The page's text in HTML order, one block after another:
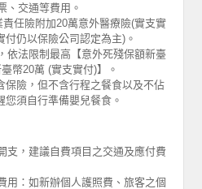
、交通等費用。
任險附加20萬意外醫療險(實支實
仍以保險公司認定為主)。
依法限制最高【意外死殘保額新臺
幣20萬 (實支實付)】。
保險，但不含行程之餐食以及不佔
須自行準備嬰兒餐食。
支，建議自費項目之交通及應付費
用：如新辦個人護照費、旅客之個